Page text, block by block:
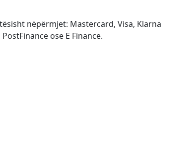
nëpërmjet: Mastercard, Visa, Klarna
ose E Finance.